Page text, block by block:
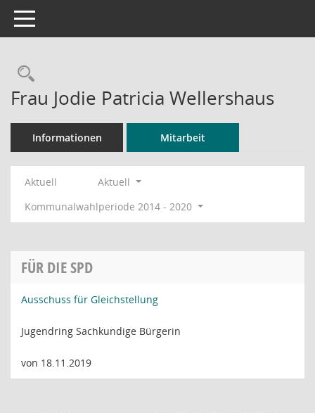
Toggle navigation
Rechercheauswahl
Frau Jodie Patricia Wellershaus
Informationen Mitarbeit
Aktuell
Aktuell
Kommunalwahlperiode 2014 - 2020
FÜR DIE SPD
Ausschuss für Gleichstellung
Jugendring Sachkundige Bürgerin
von 18.11.2019